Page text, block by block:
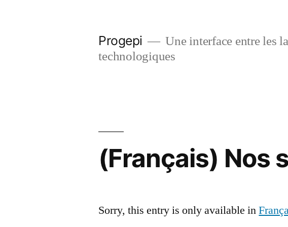
Progepi
Une interface entre les
technologiques
(Français) Nos
Sorry, this entry is only available in